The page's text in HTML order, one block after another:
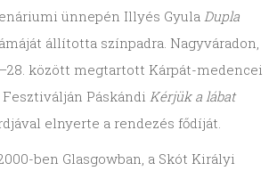
ünnepén Illyés Gyula Dupla
állította színpadra. Nagyváradon,
között megtartott Kárpát-medencei
Páskándi Kérjük a lábat
elnyerte a rendezés fődíját.
ben Glasgowban, a Skót Királyi